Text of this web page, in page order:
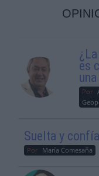
es
Por
Suelta y confía
Por María Comesaña